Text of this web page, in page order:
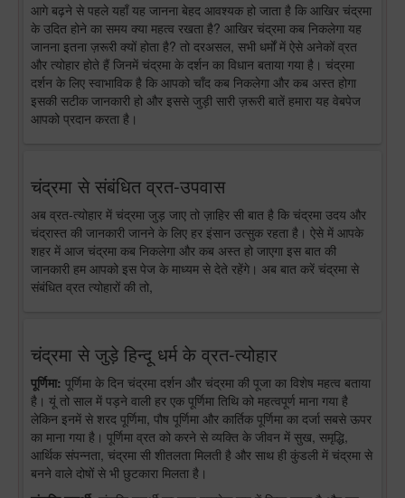
आगे बढ़ने से पहले यहाँ यह जानना बेहद आवश्यक हो जाता है कि आखिर चंद्रमा
के उदित होने का समय क्या महत्व रखता है? आखिर चंद्रमा कब निकलेगा यह
जानना इतना ज़रूरी क्यों होता है? तो दरअसल, सभी धर्मों में ऐसे अनेकों व्रत
और त्योहार होते हैं जिनमें चंद्रमा के दर्शन का विधान बताया गया है। चंद्रमा
दर्शन के लिए स्वाभाविक है कि आपको चाँद कब निकलेगा और कब अस्त होगा
इसकी सटीक जानकारी हो और इससे जुड़ी सारी ज़रूरी बातें हमारा यह वेबपेज
आपको प्रदान करता है।
चंद्रमा से संबंधित व्रत-उपवास
अब व्रत-त्योहार में चंद्रमा जुड़ जाए तो ज़ाहिर सी बात है कि चंद्रमा उदय और
चंद्रास्त की जानकारी जानने के लिए हर इंसान उत्सुक रहता है। ऐसे में आपके
शहर में आज चंद्रमा कब निकलेगा और कब अस्त हो जाएगा इस बात की
जानकारी हम आपको इस पेज के माध्यम से देते रहेंगे। अब बात करें चंद्रमा से
संबंधित व्रत त्योहारों की तो,
चंद्रमा से जुड़े हिन्दू धर्म के व्रत-त्योहार
पूर्णिमा: पूर्णिमा के दिन चंद्रमा दर्शन और चंद्रमा की पूजा का विशेष महत्व बताया
है। यूं तो साल में पड़ने वाली हर एक पूर्णिमा तिथि को महत्वपूर्ण माना गया है
लेकिन इनमें से शरद पूर्णिमा, पौष पूर्णिमा और कार्तिक पूर्णिमा का दर्जा सबसे ऊपर
का माना गया है। पूर्णिमा व्रत को करने से व्यक्ति के जीवन में सुख, समृद्धि,
आर्थिक संपन्नता, चंद्रमा सी शीतलता मिलती है और साथ ही कुंडली में चंद्रमा से
बनने वाले दोषों से भी छुटकारा मिलता है।